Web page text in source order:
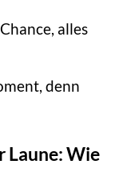
alles
denn
Laune: Wie